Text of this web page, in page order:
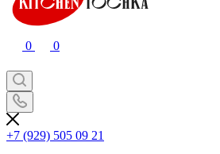
0 0
+7 (929) 505 09 21